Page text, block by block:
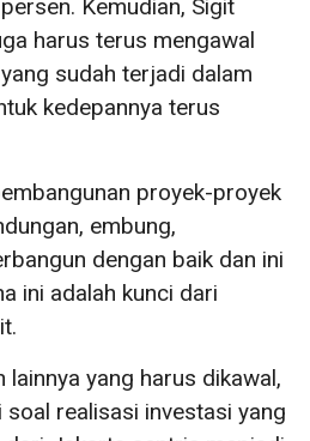
Kemudian, Sigit
harus terus mengawal
sudah terjadi dalam
kedepannya terus
proyek-proyek
embung,
dengan baik dan ini
ini adalah kunci dari
yang harus dikawal,
soal realisasi investasi yang